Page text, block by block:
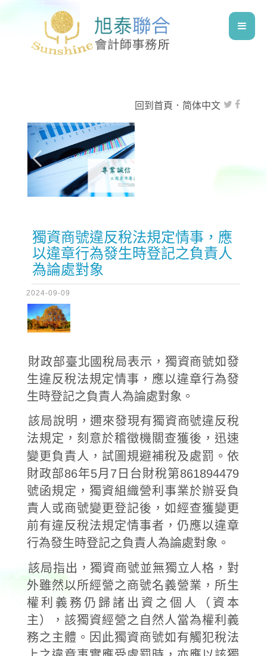
回到首頁 ． 简体中文
獨資商號違反稅法規定情事，應
以違章行為發生時登記之負責人
為論處對象
2024-09-09
財政部臺北國稅局表示，獨資商號如發
生違反稅法規定情事，應以違章行為發
生時登記之負責人為論處對象。
該局說明，邇來發現有獨資商號違反稅
法規定，刻意於稽徵機關查獲後，迅速
變更負責人，試圖規避補稅及處罰。依
財政部86年5月7日台財稅第861894479
號函規定，獨資組織營利事業於辦妥負
責人或商號變更登記後，如經查獲變更
前有違反稅法規定情事者，仍應以違章
行為發生時登記之負責人為論處對象。
該局指出，獨資商號並無獨立人格，對
外雖然以所經營之商號名義營業，所生
權利義務仍歸諸出資之個人（資本
主），該獨資經營之自然人當為權利義
務之主體。因此獨資商號如有觸犯稅法